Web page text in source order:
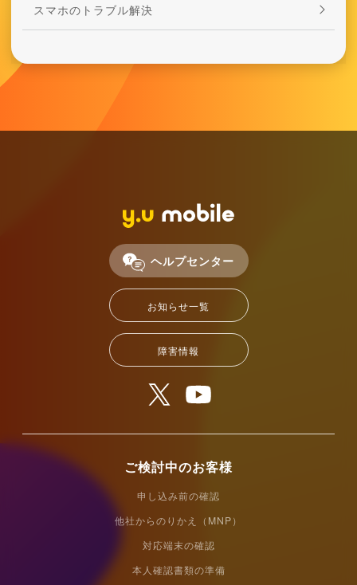
スマホのトラブル解決
ヘルプセンター
お知らせ一覧
障害情報
ご検討中のお客様
申し込み前の確認
他社からのりかえ（MNP）
対応端末の確認
本人確認書類の準備